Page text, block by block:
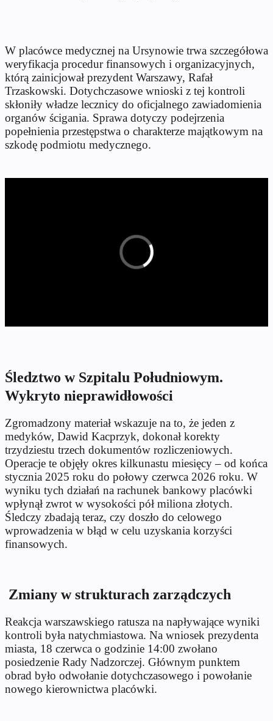
W placówce medycznej na Ursynowie trwa szczegółowa
weryfikacja procedur finansowych i organizacyjnych,
którą zainicjował prezydent Warszawy, Rafał
Trzaskowski. Dotychczasowe wnioski z tej kontroli
skłoniły władze lecznicy do oficjalnego zawiadomienia
organów ścigania. Sprawa dotyczy podejrzenia
popełnienia przestępstwa o charakterze majątkowym na
szkodę podmiotu medycznego.
Śledztwo w Szpitalu Południowym.
Wykryto nieprawidłowości
Zgromadzony materiał wskazuje na to, że jeden z
medyków, Dawid Kacprzyk, dokonał korekty
trzydziestu trzech dokumentów rozliczeniowych.
Operacje te objęły okres kilkunastu miesięcy – od końca
stycznia 2025 roku do połowy czerwca 2026 roku. W
wyniku tych działań na rachunek bankowy placówki
wpłynął zwrot w wysokości pół miliona złotych.
Śledczy zbadają teraz, czy doszło do celowego
wprowadzenia w błąd w celu uzyskania korzyści
finansowych.
Zmiany w strukturach zarządczych
Reakcja warszawskiego ratusza na napływające wyniki
kontroli była natychmiastowa. Na wniosek prezydenta
miasta, 18 czerwca o godzinie 14:00 zwołano
posiedzenie Rady Nadzorczej. Głównym punktem
obrad było odwołanie dotychczasowego i powołanie
nowego kierownictwa placówki.